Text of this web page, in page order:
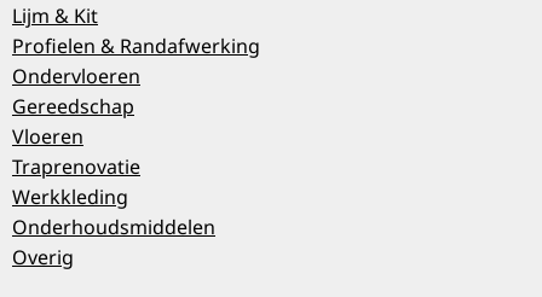
Lijm & Kit
Profielen & Randafwerking
Ondervloeren
Gereedschap
Vloeren
Traprenovatie
Werkkleding
Onderhoudsmiddelen
Overig